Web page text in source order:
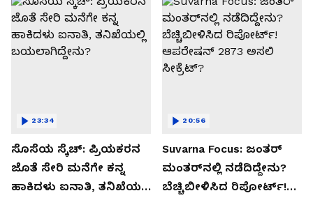
ಸೊಸೆಯ ಸ್ಕೆಚ್: ಪ್ರಿಯಕರನ
ಜೊತೆ ಸೇರಿ ಮನೆಗೇ ಕನ್ನ
ಹಾಕಿದಳು ಐನಾತಿ, ತನಿಖೆಯಲ್ಲಿ
23:34
Suvarna Focus: ಜಂತರ್
ಮಂತರ್‌ನಲ್ಲಿ ನಡೆದಿದ್ದೇನು?
ಬೆಚ್ಚಿಬೀಳಿಸಿದ ರಿಪೋರ್ಟ್!
20:56